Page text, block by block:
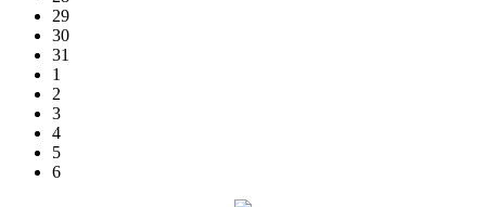
29
30
31
1
2
3
4
5
6